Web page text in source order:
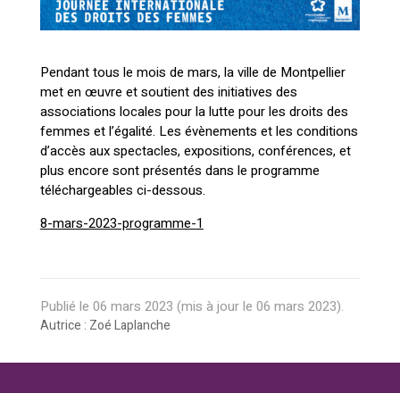
Pendant tous le mois de mars, la ville de Montpellier
met en œuvre et soutient des initiatives des
associations locales pour la lutte pour les droits des
femmes et l’égalité. Les évènements et les conditions
d’accès aux spectacles, expositions, conférences, et
plus encore sont présentés dans le programme
téléchargeables ci-dessous.
8-mars-2023-programme-1
Publié le 06 mars 2023 (mis à jour le 06 mars 2023).
Autrice : Zoé Laplanche